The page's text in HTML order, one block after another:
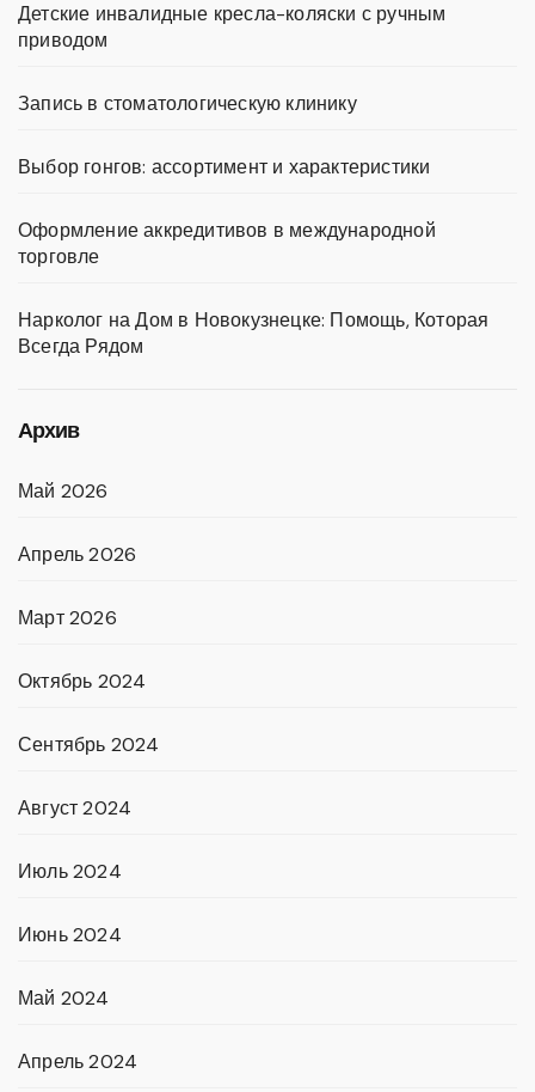
Детские инвалидные кресла-коляски с ручным
приводом
Запись в стоматологическую клинику
Выбор гонгов: ассортимент и характеристики
Оформление аккредитивов в международной
торговле
Нарколог на Дом в Новокузнецке: Помощь, Которая
Всегда Рядом
Архив
Май 2026
Апрель 2026
Март 2026
Октябрь 2024
Сентябрь 2024
Август 2024
Июль 2024
Июнь 2024
Май 2024
Апрель 2024